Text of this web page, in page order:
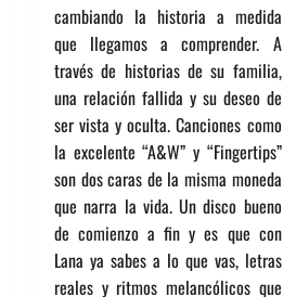
cambiando la historia a medida
que llegamos a comprender. A
través de historias de su familia,
una relación fallida y su deseo de
ser vista y oculta. Canciones como
la excelente “A&W” y “Fingertips”
son dos caras de la misma moneda
que narra la vida. Un disco bueno
de comienzo a fin y es que con
Lana ya sabes a lo que vas, letras
reales y ritmos melancólicos que